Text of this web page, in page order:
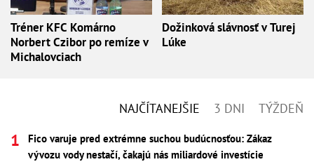
Tréner KFC Komárno
Norbert Czibor po remíze v
Michalovciach
Dožinková slávnosť v Turej
Lúke
NAJČÍTANEJŠIE 3 DNI TÝŽDEŇ
Fico varuje pred extrémne suchou budúcnosťou: Zákaz
vývozu vody nestačí, čakajú nás miliardové investície